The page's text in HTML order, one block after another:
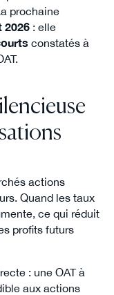
prochaine
2026: elle
constatés à
actions
Quand les taux
ce qui réduit
profits futurs
: une OAT à
aux actions